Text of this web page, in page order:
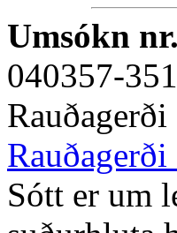
Umsókn
040357-
Rauðagerði
Sótt er um